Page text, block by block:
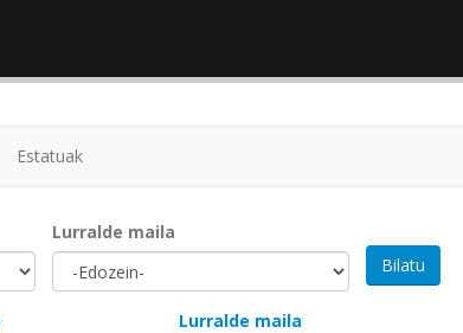
Estatuak
Lurralde maila
Lurralde maila